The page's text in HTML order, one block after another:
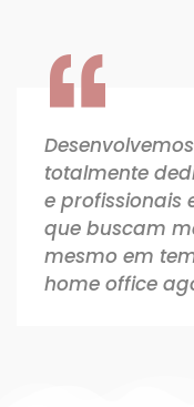
totalmente
e profissionais
que buscam
mesmo em
home office